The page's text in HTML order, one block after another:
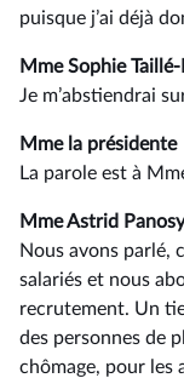
puisque j’ai déjà
Mme Sophie
Je m’abstiendrai
Mme la présidente
La parole est à
Mme Astrid
Nous avons parlé,
salariés et nous
recrutement. Un
des personnes de
chômage, pour les